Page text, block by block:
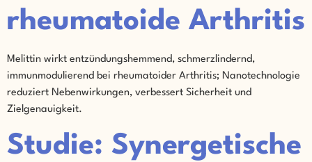
rheumatoide Arthritis
Melittin wirkt entzündungshemmend, schmerzlindernd,
immunmodulierend bei rheumatoider Arthritis; Nanotechnologie
reduziert Nebenwirkungen, verbessert Sicherheit und
Zielgenauigkeit.
Studie: Synergetische